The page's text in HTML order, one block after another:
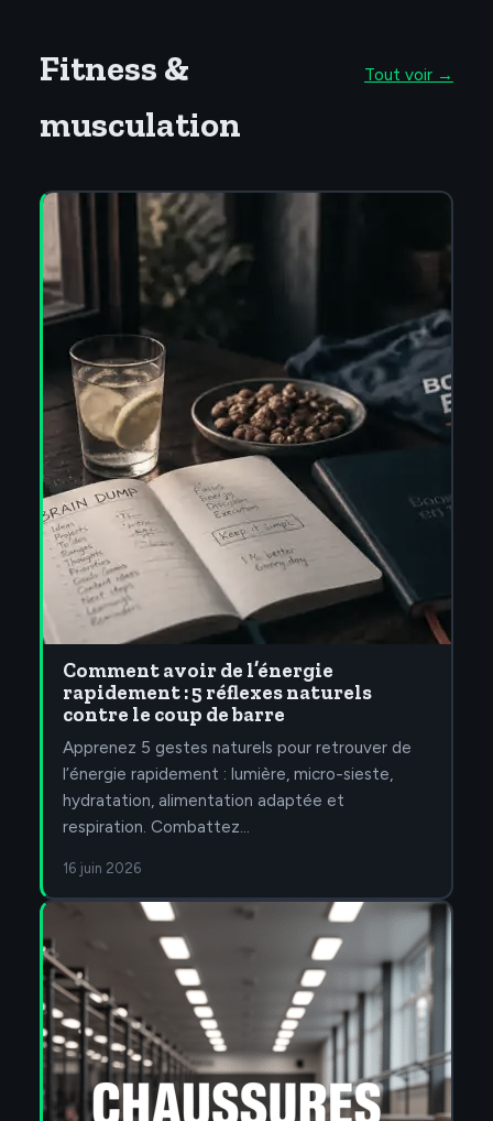
Fitness &
musculation
Tout voir →
Comment avoir de l’énergie
rapidement : 5 réflexes naturels
contre le coup de barre
Apprenez 5 gestes naturels pour retrouver de
l’énergie rapidement : lumière, micro-sieste,
hydratation, alimentation adaptée et
respiration. Combattez…
16 juin 2026